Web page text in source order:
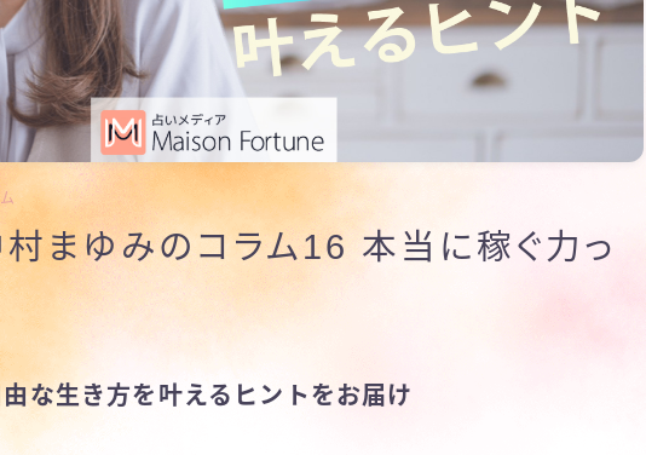
まゆみのコラム16 本当に稼ぐ力っ
由な生き方を叶えるヒントをお届け